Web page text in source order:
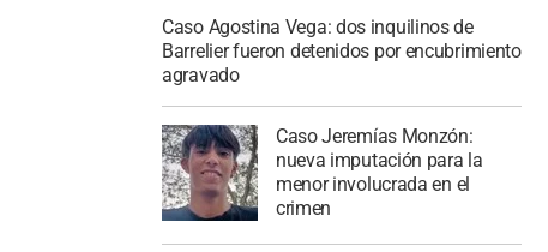
Caso Agostina Vega: dos inquilinos de
Barrelier fueron detenidos por encubrimiento
agravado
Caso Jeremías Monzón:
nueva imputación para la
menor involucrada en el
crimen